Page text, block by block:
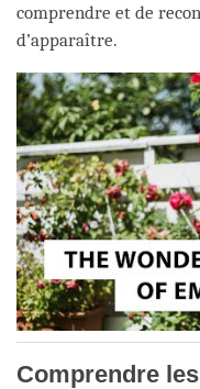
comprendre et de
d’apparaître.
Comprendre